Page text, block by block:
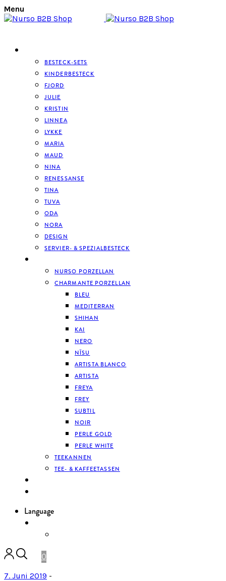
Menu
BESTECK-SETS
KINDERBESTECK
FJORD
JULIE
KRISTIN
LINNEA
LYKKE
MARIA
MAUD
NINA
RENESSANSE
TINA
TUVA
ODA
NORA
DESIGN
SERVIER- & SPEZIALBESTECK
NURSO PORZELLAN
CHARMANTE PORZELLAN
BLEU
MEDITERRAN
SHIHAN
KAI
NERO
NĪSU
ARTISTA BLANCO
ARTISTA
FREYA
FREY
SUBTIL
NOIR
PERLE GOLD
PERLE WHITE
TEEKANNEN
TEE- & KAFFEETASSEN
Language
0
7. Juni 2019 -